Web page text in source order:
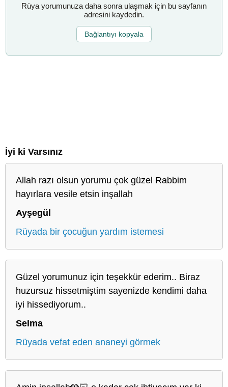
Rüya yorumunuza daha sonra ulaşmak için bu sayfanın
adresini kaydedin.
Bağlantıyı kopyala
İyi ki Varsınız
Allah razı olsun yorumu çok güzel Rabbim
hayırlara vesile etsin inşallah
Ayşegül
Rüyada bir çocuğun yardım istemesi
Güzel yorumunuz için teşekkür ederim.. Biraz
huzursuz hissetmiştim sayenizde kendimi daha
iyi hissediyorum..
Selma
Rüyada vefat eden ananeyi görmek